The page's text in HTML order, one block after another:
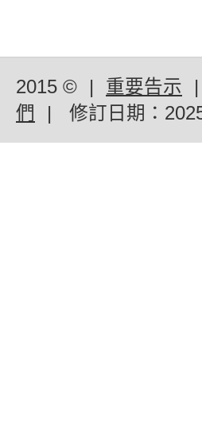
2015 © | 重要告示 |
們
| 修訂日期：